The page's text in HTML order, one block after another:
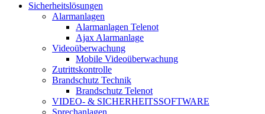
Sicherheitslösungen
Alarmanlagen
Alarmanlagen Telenot
Ajax Alarmanlage
Videoüberwachung
Mobile Videoüberwachung
Zutrittskontrolle
Brandschutz Technik
Brandschutz Telenot
VIDEO- & SICHERHEITSSOFTWARE
Sprechanlagen